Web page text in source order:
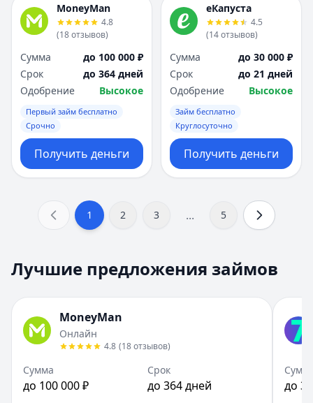
MoneyMan
4.8
(18отзывов)
Сумма
до 100 000 ₽
Срок
до 364 дней
Одобрение
Высокое
Первый займ бесплатно
Срочно
Получить деньги
еКапуста
4.5
(14отзывов)
Сумма
до 30 000 ₽
Срок
до 21 дней
Одобрение
Высокое
Займ бесплатно
Круглосуточно
Получить деньги
1 2 3 ... 5
Лучшие предложения займов
MoneyMan
Онлайн
4.8 (18отзывов)
Сумма
до 100 000 ₽
Срок
до 364 дней до